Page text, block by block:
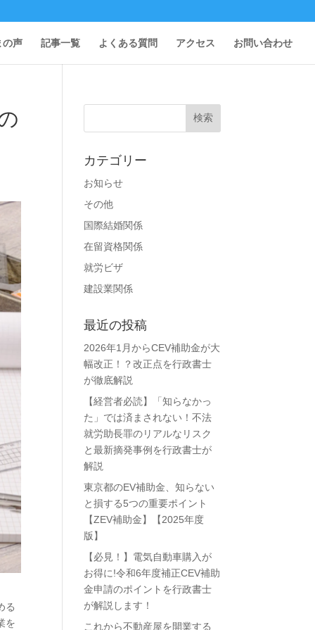
の声 記事一覧 よくある質問 アクセス お問い合わせ
る
を
カテゴリー
お知らせ
その他
国際結婚関係
在留資格関係
就労ビザ
建設業関係
最近の投稿
2026年1月からCEV補助金が大
幅改正！？改正点を行政書士
が徹底解説
【経営者必読】「知らなかっ
た」では済まされない！不法
就労助長罪のリアルなリスク
と最新摘発事例を行政書士が
解説
東京都のEV補助金、知らない
と損する5つの重要ポイント
【ZEV補助金】【2025年度
版】
【必見！】電気自動車購入が
お得に!令和6年度補正CEV補助
金申請のポイントを行政書士
が解説します！
これから不動産屋を開業する